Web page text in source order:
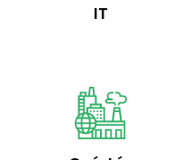
IT